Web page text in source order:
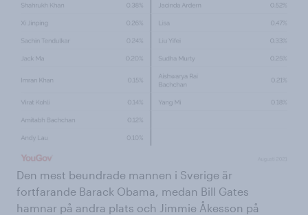
Den mest beundrade mannen i Sverige är
fortfarande Barack Obama, medan Bill Gates
hamnar på andra plats och Jimmie Åkesson på